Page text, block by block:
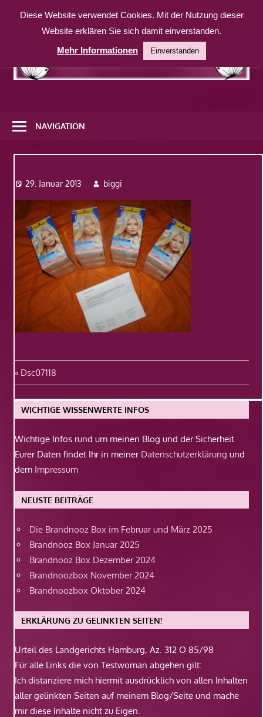
Inhalt
weitere
Website
NAVIGATION
29. Januar 2013 biggi
Beitragsnavigation
Vorheriger
Beitrag:
Dsc07118
WICHTIGE WISSENWERTE INFOS
Wichtige Infos rund um meinen Blog und der Sicherheit
Eurer Daten findet Ihr in meiner Datenschutzerklärung und
dem Impressum
NEUSTE BEITRÄGE
Die Brandnooz Box im Februar und März 2025
Brandnooz Box Januar 2025
Brandnooz Box Dezember 2024
Brandnoozbox November 2024
Brandnoozbox Oktober 2024
ERKLÄRUNG ZU GELINKTEN SEITEN!
Urteil des Landgerichts Hamburg, Az. 312 O 85/98
Für alle Links die von Testwoman abgehen gilt:
Ich distanziere mich hiermit ausdrücklich von allen Inhalten
aller gelinkten Seiten auf meinem Blog/Seite und mache
mir diese Inhalte nicht zu Eigen.
Diese Website verwendet Cookies. Mit der Nutzung dieser
Website erklären Sie sich damit einverstanden.
Mehr Informationen
Einverstanden